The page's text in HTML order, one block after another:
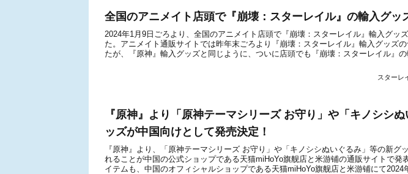
全国のアニメイト店頭で『崩壊：スターレイル』の輸入グッ
2024年1月9日ごろより、全国のアニメイト店頭で『崩壊：スターレイル』輸入グッ
た。アニメイト通販サイトでは昨年末ごろより『崩壊：スターレイル』輸入グッズ
たが、『原神』輸入グッズと同じように、ついに店頭でも『崩壊：スターレイル』の
スターレ
『原神』より「原神テーマシリーズ お守り」や「キノシシ
ッズが中国向けとして発売決定！
『原神』より、「原神テーマシリーズ お守り」や「キノシシぬいぐるみ」等の新グ
れることが中国の公式ショップである天猫miHoYo旗舰店と米游铺の通販サイトで発
イテムも、中国のオフィシャルショップである天猫miHoYo旗舰店と米游铺にて2024